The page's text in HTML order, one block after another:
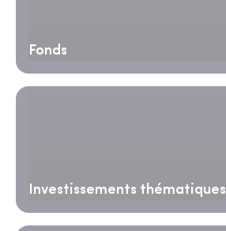
Fonds
Investissements thématiques